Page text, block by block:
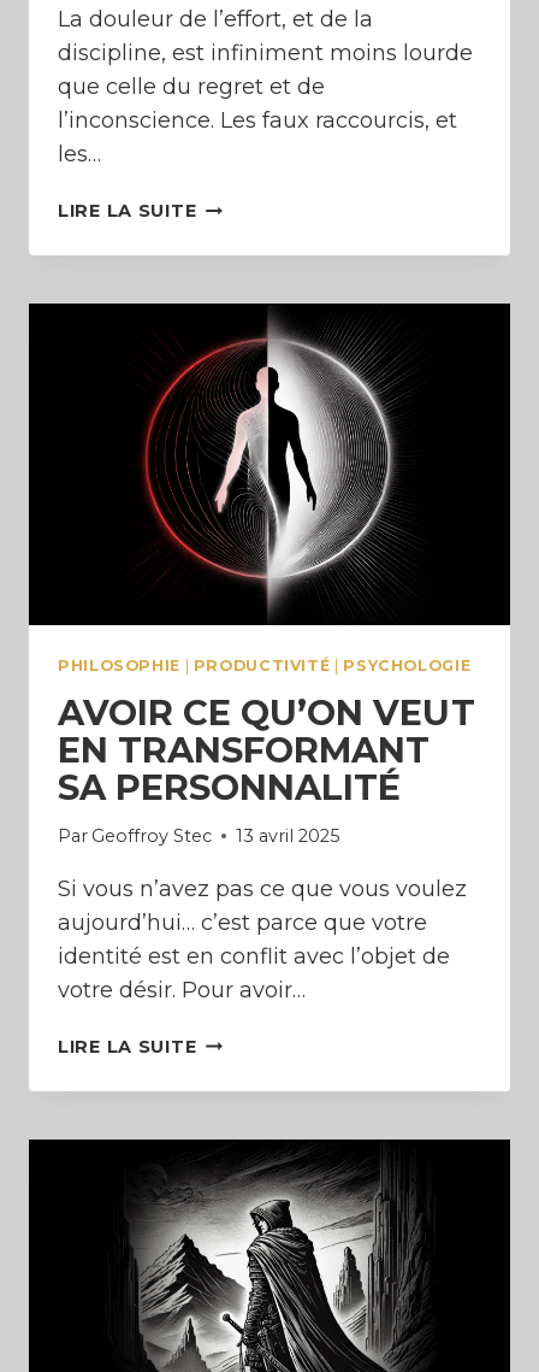
La douleur de l’effort, et de la
discipline, est infiniment moins lourde
que celle du regret et de
l’inconscience. Les faux raccourcis, et
les…
LIRE LA SUITEACCOMPLIR
POTENTIEL
CHEMIN
DE
L’INDIVIDUATION)
PHILOSOPHIE PRODUCTIVITÉ PSYCHOLOGIE
AVOIR CE QU’ON VEUT
EN TRANSFORMANT
SA PERSONNALITÉ
Par Geoffroy Stec 13 avril 2025
Si vous n’avez pas ce que vous voulez
aujourd’hui… c’est parce que votre
identité est en conflit avec l’objet de
votre désir. Pour avoir…
LIRE LA SUITEAVOIR
QU’ON
EN
TRANSFORMANT
SA
PERSONNALITÉ